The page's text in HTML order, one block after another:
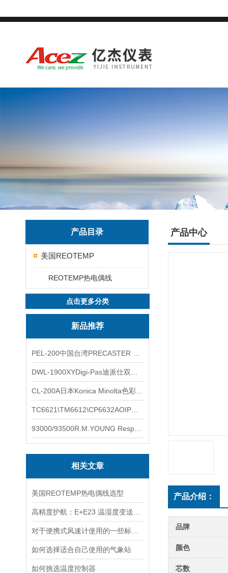
产品目录
美国REOTEMP
REOTEMP热电偶线
点击更多分类
新品推荐
相关文章
美国REOTEMP热电偶线选型
如何选择适合自己使用的气象站
如何挑选温度控制器
产品中心
产品介绍：
品牌
颜色
芯数